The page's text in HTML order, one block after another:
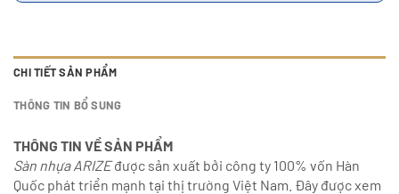
CHI TIẾT SẢN PHẨM
THÔNG TIN BỔ SUNG
THÔNG TIN VỀ SẢN PHẨM
Sàn nhựa ARIZEđược sản xuất bởi công ty 100% vốn Hàn
Quốc phát triển mạnh tại thị trường Việt Nam. Đây được xem